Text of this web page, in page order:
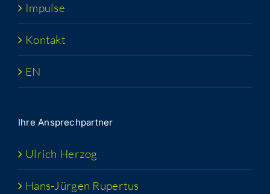
Impul­se
Kon­takt
EN
Ihre Ansprech­part­ner
Ulrich Her­zog
Hans-Jür­­gen Rupertus